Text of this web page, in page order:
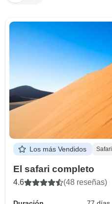
Los más Vendidos Safari
El safari completo
4.6 (48 reseñas)